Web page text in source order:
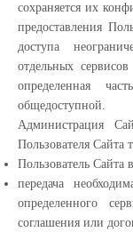
сохраняется их
предоставления
доступа
отдельных
определенная
общедоступной.
Администрация
Пользователя Сайта
Пользователь Сайта
передача
определенного
соглашения или